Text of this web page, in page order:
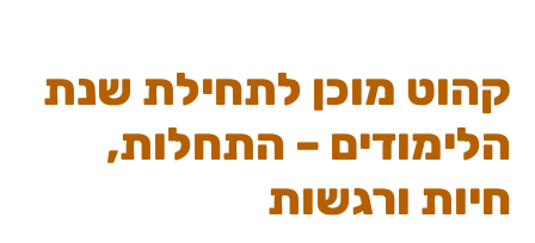
קהוט מוכן לתחילת שנת
הלימודים – התחלות,
חיות ורגשות